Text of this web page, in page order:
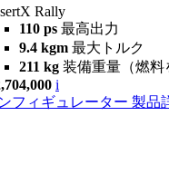
Rally
110 ps 最高出力
9.4 kgm 最大トルク
211 kg 装備重量（燃料
i
フィギュレーター 製品